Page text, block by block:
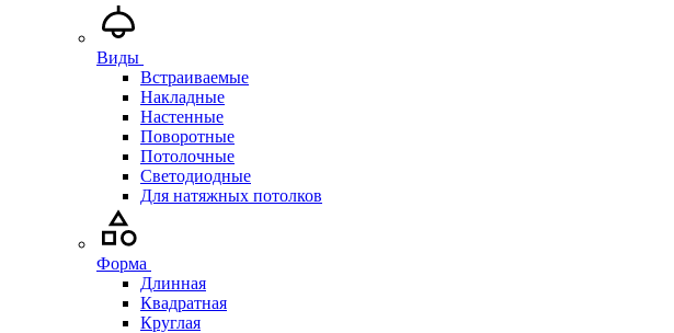
Виды
Встраиваемые
Накладные
Настенные
Поворотные
Потолочные
Светодиодные
Для натяжных потолков
Форма
Длинная
Квадратная
Круглая